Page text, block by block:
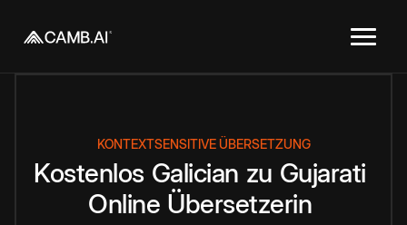
KONTEXTSENSITIVE ÜBERSETZUNG
Kostenlos Galician zu Gujarati
Online Übersetzerin